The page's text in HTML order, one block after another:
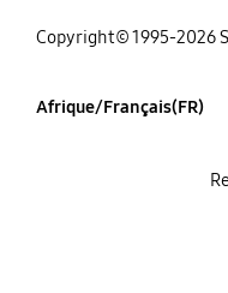
Copyright© 1995-2026
Afrique/Français(FR)